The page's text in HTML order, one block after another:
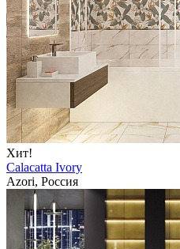
Хит!
Calacatta Ivory
Azori, Россия